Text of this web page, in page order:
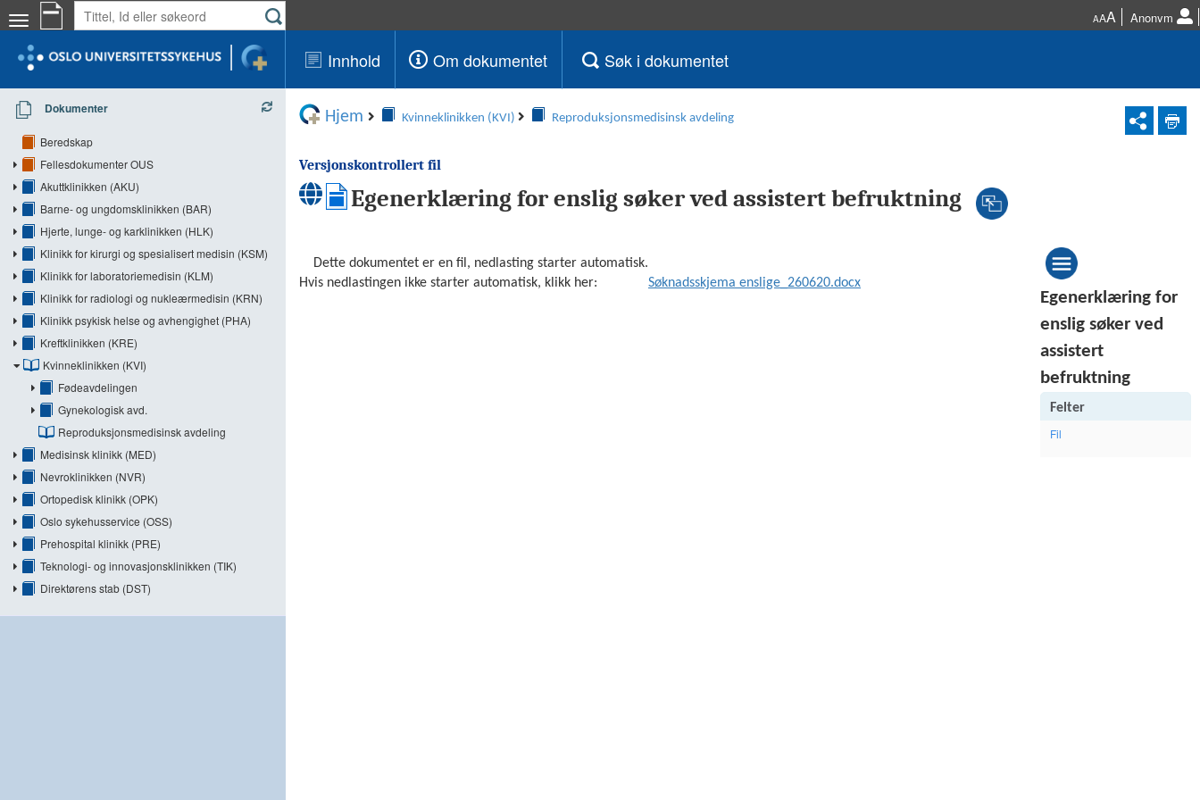
AAA Anonym
Dokumenter
Beredskap
Fellesdokumenter OUS
Akuttklinikken (AKU)
Barne- og ungdomsklinikken (BAR)
Hjerte, lunge- og karklinikken (HLK)
Klinikk for kirurgi og spesialisert medisin (KSM)
Klinikk for laboratoriemedisin (KLM)
Klinikk for radiologi og nukleærmedisin (KRN)
Klinikk psykisk helse og avhengighet (PHA)
Kreftklinikken (KRE)
Kvinneklinikken (KVI)
Fødeavdelingen
Gynekologisk avd.
Reproduksjonsmedisinsk avdeling
Medisinsk klinikk (MED)
Nevroklinikken (NVR)
Ortopedisk klinikk (OPK)
Oslo sykehusservice (OSS)
Prehospital klinikk (PRE)
Teknologi- og innovasjonsklinikken (TIK)
Direktørens stab (DST)
Innhold Om dokumentet Søk i dokumentet
Hjem Kvinneklinikken (KVI) Reproduksjonsmedisinsk avdeling
Versjonskontrollert fil
Egenerklæring for enslig søker ved assistert befruktning
Hvis nedlastingen ikke starter automatisk, klikk her:
Søknadsskjema enslige_260620.docx
Egenerklæring for
enslig søker ved
assistert
befruktning
Felter
Fil